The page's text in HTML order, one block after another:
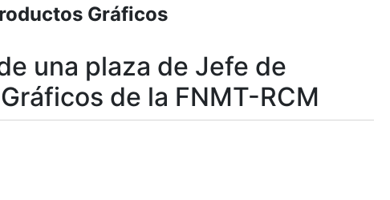
Gráficos
una plaza de Jefe de
de la FNMT-RCM